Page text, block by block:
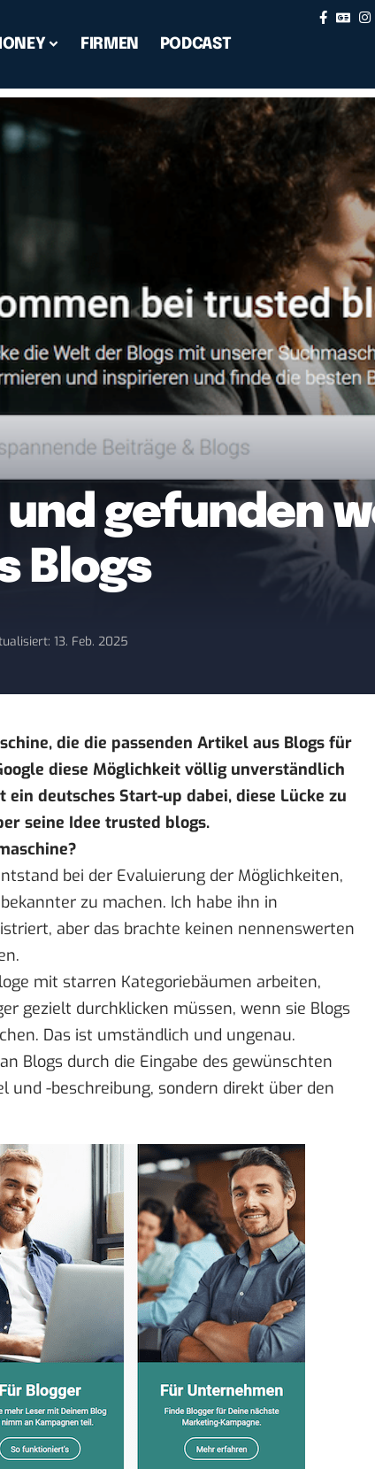
FIRMEN PODCAST
gefunden
Blogs
13. Feb. 2025
die die passenden Artikel aus Blogs für
diese Möglichkeit völlig unverständlich
deutsches Start-up dabei, diese Lücke zu
seine Idee trusted blogs.
bei der Evaluierung der Möglichkeiten,
zu machen. Ich habe ihn in
aber das brachte keinen nennenswerten
mit starren Kategoriebäumen arbeiten,
gezielt durchklicken müssen, wenn sie Blogs
Das ist umständlich und ungenau.
Blogs durch die Eingabe des gewünschten
-beschreibung, sondern direkt über den